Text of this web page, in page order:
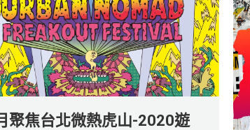
聚焦台北微熱虎山-2020遊